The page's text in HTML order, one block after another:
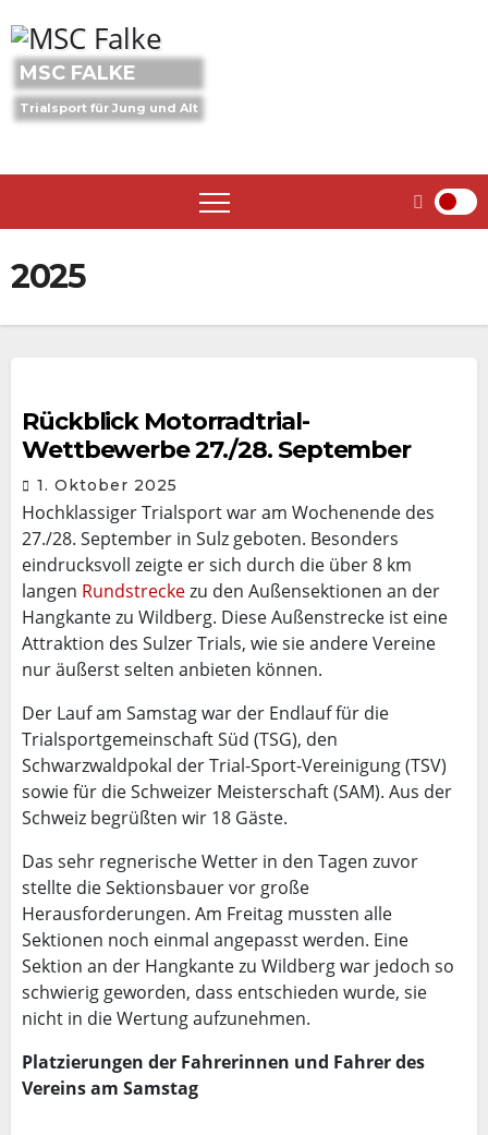
to
content
MSC FALKE
Trialsport für Jung und Alt
2025
Rückblick Motorradtrial-
Wettbewerbe 27./28. September
1. Oktober 2025
Hochklassiger Trialsport war am Wochenende des
27./28. September in Sulz geboten. Besonders
eindrucksvoll zeigte er sich durch die über 8 km
langen Rundstreckezu den Außensektionen an der
Hangkante zu Wildberg. Diese Außenstrecke ist eine
Attraktion des Sulzer Trials, wie sie andere Vereine
nur äußerst selten anbieten können.
Der Lauf am Samstag war der Endlauf für die
Trialsportgemeinschaft Süd (TSG), den
Schwarzwaldpokal der Trial-Sport-Vereinigung (TSV)
sowie für die Schweizer Meisterschaft (SAM). Aus der
Schweiz begrüßten wir 18 Gäste.
Das sehr regnerische Wetter in den Tagen zuvor
stellte die Sektionsbauer vor große
Herausforderungen. Am Freitag mussten alle
Sektionen noch einmal angepasst werden. Eine
Sektion an der Hangkante zu Wildberg war jedoch so
schwierig geworden, dass entschieden wurde, sie
nicht in die Wertung aufzunehmen.
Platzierungen der Fahrerinnen und Fahrer des
Vereins am Samstag